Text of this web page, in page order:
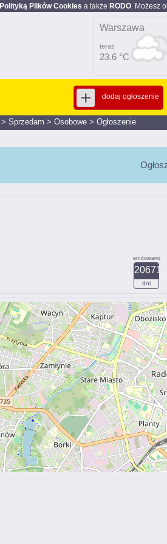
Polityką Plików Cookies a także RODO. Możesz
Warszawa
teraz
23.6 °C
dodaj ogłoszenie
> Sprzedam > Osobowe > Ogłoszenie
emitowano
20671
dni